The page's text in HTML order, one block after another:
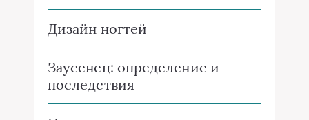
Дизайн ногтей
Заусенец: определение и
последствия